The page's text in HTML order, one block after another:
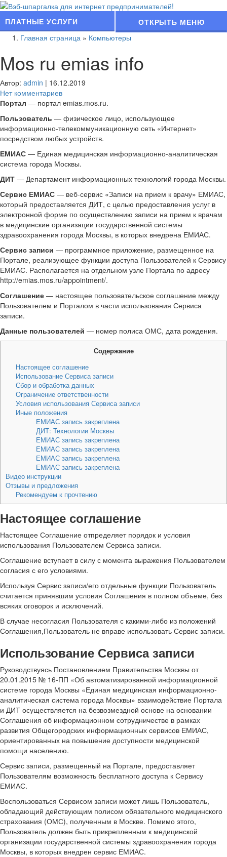
ОТКРЫТЬ МЕНЮ
ПЛАТНЫЕ УСЛУГИ
Главная страница » Компьютеры
Mos ru emias info
Автор: admin | 16.12.2019
Нет комментариев
Портал — портал emias.mos.ru.
Пользователь — физическое лицо, использующее
информационно-телекоммуникационную сеть «Интернет»
посредством любых устройств.
ЕМИАС — Единая медицинская информационно-аналитическая
система города Москвы.
ДИТ — Департамент информационных технологий города Москвы.
Сервис ЕМИАС — веб-сервис «Записи на прием к врачу» ЕМИАС,
который предоставляется ДИТ, с целью предоставления услуг в
электронной форме по осуществлению записи на прием к врачам
в медицинские организации государственной системы
здравоохранения города Москвы, в которых внедрена ЕМИАС.
Сервис записи — программное приложение, размещенное на
Портале, реализующее функции доступа Пользователей к Сервису
ЕМИАС. Располагается на отдельном узле Портала по адресу
http://emias.mos.ru/appointment/.
Соглашение — настоящее пользовательское соглашение между
Пользователем и Порталом в части использования Сервиса
записи.
Данные пользователей — номер полиса ОМС, дата рождения.
Содержание
Настоящее соглашение
Использование Сервиса записи
Сбор и обработка данных
Ограничение ответственности
Условия использования Сервиса записи
Иные положения
ЕМИАС запись закреплена
ДИТ: Технологии Москвы
ЕМИАС запись закреплена
ЕМИАС запись закреплена
ЕМИАС запись закреплена
ЕМИАС запись закреплена
Видео инструкции
Отзывы и предложения
Рекомендуем к прочтению
Настоящее соглашение
Настоящее Соглашение отпределяет порядок и условия
использования Пользователем Сервиса записи.
Соглашение вступает в силу с момента выражения Пользователем
согласия с его условиями.
Используя Сервис записи/его отдельные функции Пользователь
считается принявшим условия Соглашения в полном объеме, без
всяких оговорок и исключений.
В случае несогласия Пользователя с какими-либо из положений
Соглашения,Пользователь не вправе использовать Сервис записи.
Использование Сервиса записи
Руководствуясь Постановлением Правительства Москвы от
20.01.2015 № 16-ПП «Об автоматизированной информационной
системе города Москвы «Единая медицинская информационно-
аналитическая система города Москвы» взаимодействие Портала
и ДИТ осуществляется на безвозмездной основе на основании
Соглашения об информационном сотрудничестве в рамках
развития Общегородских информационных сервисов ЕМИАС,
ориентированных на повышение доступности медицинской
помощи населению.
Сервис записи, размещенный на Портале, предоставляет
Пользователям возможность бесплатного доступа к Сервису
ЕМИАС.
Воспользоваться Сервисом записи может лишь Пользователь,
обладающий действующим полисом обязательного медицинского
страхования (ОМС), полученным в Москве. Помимо этого,
Пользователь должен быть прикрепленным к медицинской
организации государственной системы здравоохранения города
Москвы, в которых внедрен сервис ЕМИАС.